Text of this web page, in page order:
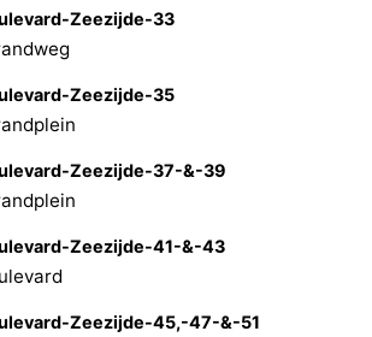
Zeezijde-33
Zeezijde-35
Zeezijde-37-&-39
Zeezijde-41-&-43
Zeezijde-45,-47-&-51